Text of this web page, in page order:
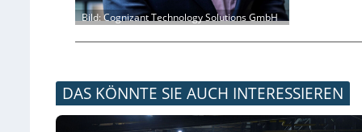
Bild: Cognizant Technology Solutions GmbH
DAS KÖNNTE SIE AUCH INTERESSIEREN